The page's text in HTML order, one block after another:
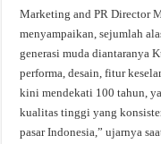
Marketing and PR Director
menyampaikan, sejumlah
generasi muda diantaranya
performa, desain, fitur
kini mendekati 100 tahun,
kualitas tinggi yang
pasar Indonesia,” ujarnya